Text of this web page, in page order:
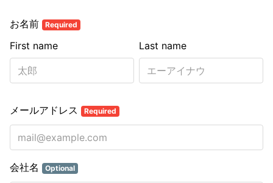
お名前 Required
Last name
First name
メールアドレス Required
会社名 Optional